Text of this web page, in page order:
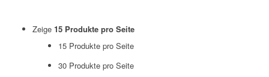
Zeige 15 Produkte pro Seite
15 Produkte pro Seite
30 Produkte pro Seite